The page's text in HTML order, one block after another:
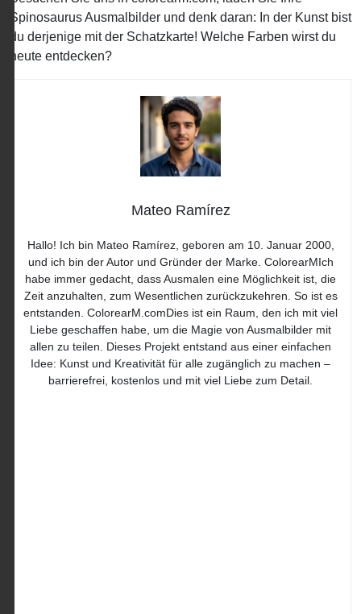
Spinosaurus Ausmalbilder und denk daran: In der Kunst bist
du derjenige mit der Schatzkarte! Welche Farben wirst du
heute entdecken?
Mateo Ramírez
Hallo! Ich bin Mateo Ramírez, geboren am 10. Januar 2000,
und ich bin der Autor und Gründer der Marke. ColorearMIch
habe immer gedacht, dass Ausmalen eine Möglichkeit ist, die
Zeit anzuhalten, zum Wesentlichen zurückzukehren. So ist es
entstanden. ColorearM.comDies ist ein Raum, den ich mit viel
Liebe geschaffen habe, um die Magie von Ausmalbilder mit
allen zu teilen. Dieses Projekt entstand aus einer einfachen
Idee: Kunst und Kreativität für alle zugänglich zu machen –
barrierefrei, kostenlos und mit viel Liebe zum Detail.